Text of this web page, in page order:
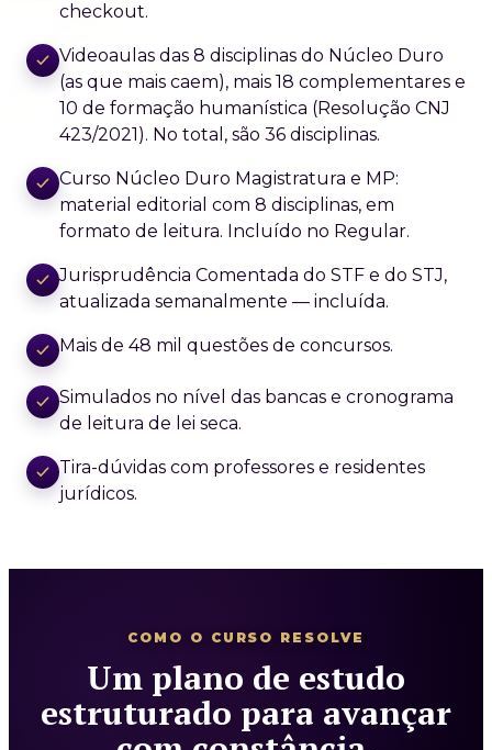
checkout.
Videoaulas das 8 disciplinas do Núcleo Duro
(as que mais caem), mais 18 complementares e
10 de formação humanística (Resolução CNJ
423/2021). No total, são 36 disciplinas.
Curso Núcleo Duro Magistratura e MP:
material editorial com 8 disciplinas, em
formato de leitura. Incluído no Regular.
Jurisprudência Comentada do STF e do STJ,
atualizada semanalmente — incluída.
Mais de 48 mil questões de concursos.
Simulados no nível das bancas e cronograma
de leitura de lei seca.
Tira-dúvidas com professores e residentes
jurídicos.
COMO O CURSO RESOLVE
Um plano de estudo
estruturado para avançar